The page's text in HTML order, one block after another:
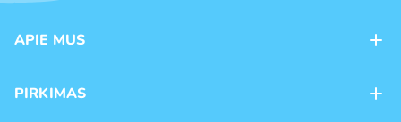
APIE MUS
Kontaktai
PIRKIMAS